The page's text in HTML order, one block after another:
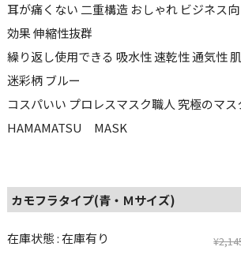
耳が痛くない 二重構造 おしゃれ ビジネス
効果 伸縮性抜群
繰り返し使用できる 吸水性 速乾性 通気性
迷彩柄 ブルー
コスパいい プロレスマスク職人 究極のマス
HAMAMATSU MASK
カモフラタイプ(青・Ｍサイズ)
在庫状態 : 在庫有り